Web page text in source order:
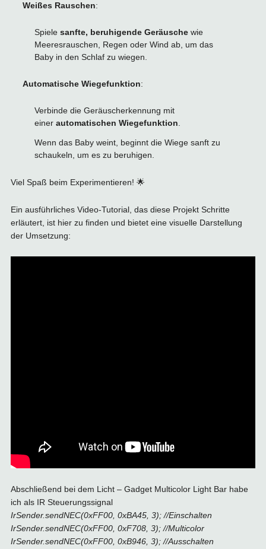
Weißes Rauschen:
Spiele sanfte, beruhigende Geräuschewie
Meeresrauschen, Regen oder Wind ab, um das
Baby in den Schlaf zu wiegen.
Automatische Wiegefunktion:
Verbinde die Geräuscherkennung mit
einer automatischen Wiegefunktion
Wenn das Baby weint, beginnt die Wiege sanft zu
schaukeln, um es zu beruhigen.
Viel Spaß beim Experimentieren! 🌟
Ein ausführliches Video-Tutorial, das diese Projekt Schritte
erläutert, ist hier zu finden und bietet eine visuelle Darstellung
der Umsetzung:
Abschließend bei dem Licht – Gadget Multicolor Light Bar habe
ich als IR Steuerungssignal
IrSender.sendNEC(0xFF00, 0xBA45, 3); //Einschalten
IrSender.sendNEC(0xFF00, 0xF708, 3); //Multicolor
IrSender.sendNEC(0xFF00, 0xB946, 3); //Ausschalten